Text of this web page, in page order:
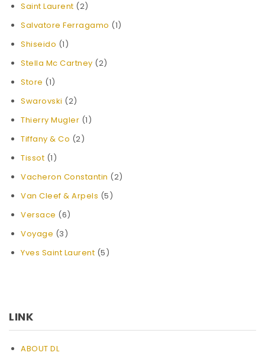
Saint Laurent (2)
Salvatore Ferragamo (1)
Shiseido (1)
Stella Mc Cartney (2)
Store (1)
Swarovski (2)
Thierry Mugler (1)
Tiffany & Co (2)
Tissot (1)
Vacheron Constantin (2)
Van Cleef & Arpels (5)
Versace (6)
Voyage (3)
Yves Saint Laurent (5)
LINK
ABOUT DL